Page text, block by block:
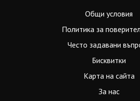
Общи условия
Политика за
Често задавани
Бисквитки
Карта на сайта
За нас